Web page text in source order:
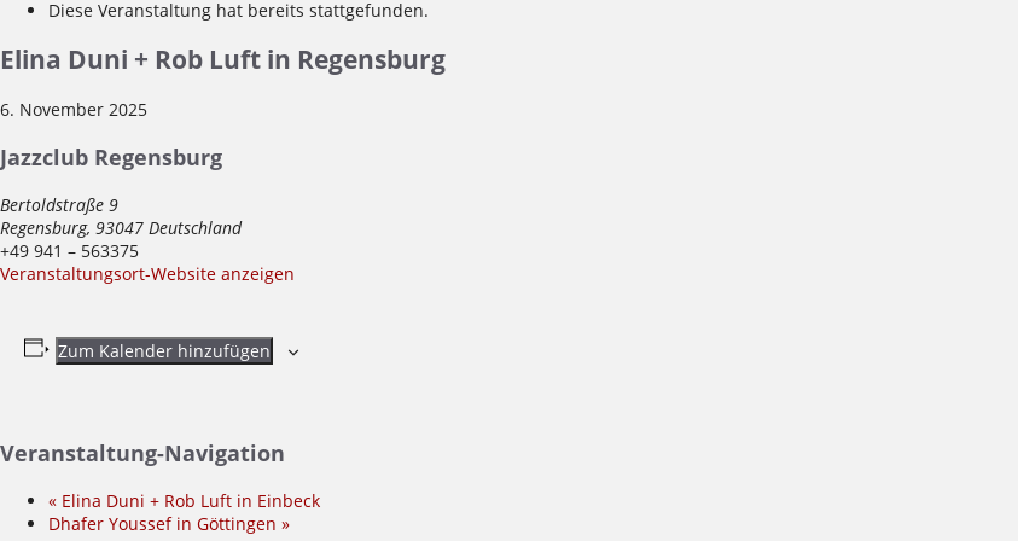
Diese Veranstaltung hat bereits stattgefunden.
Elina Duni + Rob Luft in Regensburg
6. November 2025
Jazzclub Regensburg
Bertoldstraße 9
Regensburg, 93047 Deutschland
+49 941 – 563375
Veranstaltungsort-Website anzeigen
Zum Kalender hinzufügen
Veranstaltung-Navigation
« Elina Duni + Rob Luft in Einbeck
Dhafer Youssef in Göttingen »